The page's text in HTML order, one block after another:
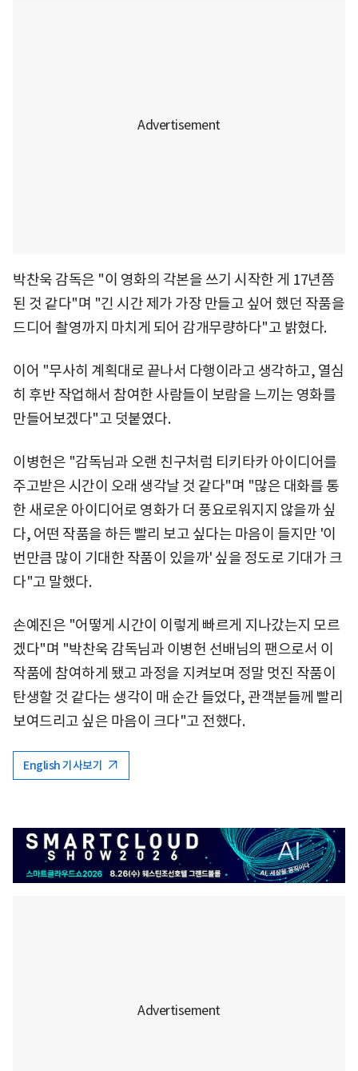
박찬욱 감독은 "이 영화의 각본을 쓰기 시작한 게 17년쯤
된 것 같다"며 "긴 시간 제가 가장 만들고 싶어 했던 작품을
드디어 촬영까지 마치게 되어 감개무량하다"고 밝혔다.
이어 "무사히 계획대로 끝나서 다행이라고 생각하고, 열심
히 후반 작업해서 참여한 사람들이 보람을 느끼는 영화를
만들어보겠다"고 덧붙였다.
이병헌은 "감독님과 오랜 친구처럼 티키타카 아이디어를
주고받은 시간이 오래 생각날 것 같다"며 "많은 대화를 통
한 새로운 아이디어로 영화가 더 풍요로워지지 않을까 싶
다, 어떤 작품을 하든 빨리 보고 싶다는 마음이 들지만 '이
번만큼 많이 기대한 작품이 있을까' 싶을 정도로 기대가 크
다"고 말했다.
손예진은 "어떻게 시간이 이렇게 빠르게 지나갔는지 모르
겠다"며 "박찬욱 감독님과 이병헌 선배님의 팬으로서 이
작품에 참여하게 됐고 과정을 지켜보며 정말 멋진 작품이
탄생할 것 같다는 생각이 매 순간 들었다, 관객분들께 빨리
보여드리고 싶은 마음이 크다"고 전했다.
English 기사보기